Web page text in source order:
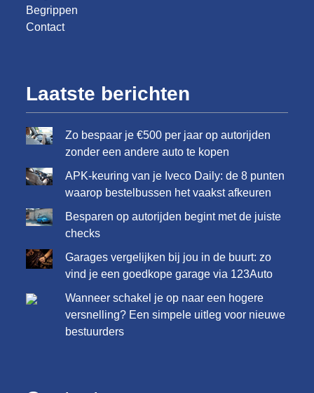
Begrippen
Contact
Laatste berichten
Zo bespaar je €500 per jaar op autorijden
zonder een andere auto te kopen
APK-keuring van je Iveco Daily: de 8 punten
waarop bestelbussen het vaakst afkeuren
Besparen op autorijden begint met de juiste
checks
Garages vergelijken bij jou in de buurt: zo
vind je een goedkope garage via 123Auto
Wanneer schakel je op naar een hogere
versnelling? Een simpele uitleg voor nieuwe
bestuurders